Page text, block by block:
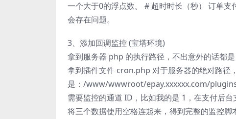
一个大于0的浮点数。 # 超时时长（秒） 订单
会存在问题。
3、添加回调监控 (宝塔环境)
拿到服务器 php 的执行路径，不出意外的话都
拿到插件文件 cron.php 对于服务器的绝对路径
是：/www/wwwroot/epay.xxxxxx.com/
需要监控的通道 ID，比如我的是 1，在支付后台
将三个数据使用空格连起来，得到完整的监控